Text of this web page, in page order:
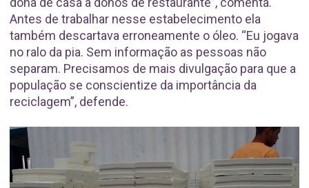
Antes de trabalhar nesse estabelecimento ela
também descartava erroneamente o óleo. “Eu jogava
no ralo da pia. Sem informação as pessoas não
separam. Precisamos de mais divulgação para que a
população se conscientize da importância da
reciclagem”, defende.